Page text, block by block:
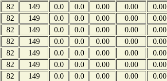
82 149 0.0 0.0 0.00 0.00 0.00
82 149 0.0 0.0 0.00 0.00 0.00
82 149 0.0 0.0 0.00 0.00 0.00
82 149 0.0 0.0 0.00 0.00 0.00
82 149 0.0 0.0 0.00 0.00 0.00
82 149 0.0 0.0 0.00 0.00 0.00
82 149 0.0 0.0 0.00 0.00 0.00